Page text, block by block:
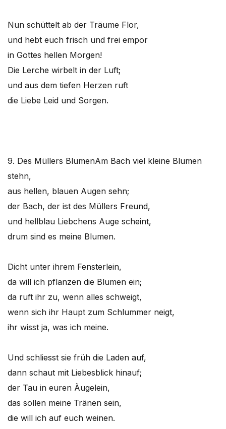
Nun schüttelt ab der Träume Flor,
und hebt euch frisch und frei empor
in Gottes hellen Morgen!
Die Lerche wirbelt in der Luft;
und aus dem tiefen Herzen ruft
die Liebe Leid und Sorgen.
9. Des Müllers BlumenAm Bach viel kleine Blumen
stehn,
aus hellen, blauen Augen sehn;
der Bach, der ist des Müllers Freund,
und hellblau Liebchens Auge scheint,
drum sind es meine Blumen.
Dicht unter ihrem Fensterlein,
da will ich pflanzen die Blumen ein;
da ruft ihr zu, wenn alles schweigt,
wenn sich ihr Haupt zum Schlummer neigt,
ihr wisst ja, was ich meine.
Und schliesst sie früh die Laden auf,
dann schaut mit Liebesblick hinauf;
der Tau in euren Äugelein,
das sollen meine Tränen sein,
die will ich auf euch weinen.